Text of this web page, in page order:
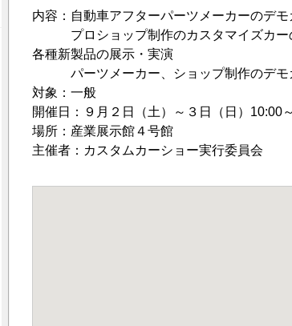
内容：自動車アフターパーツメーカーのデ
プロショップ制作のカスタマイズカー
各種新製品の展示・実演
パーツメーカー、ショップ制作のデ
対象：一般
開催日：９月２日（土）～３日（日）
場所：産業展示館４号館
主催者：カスタムカーショー実行委員会